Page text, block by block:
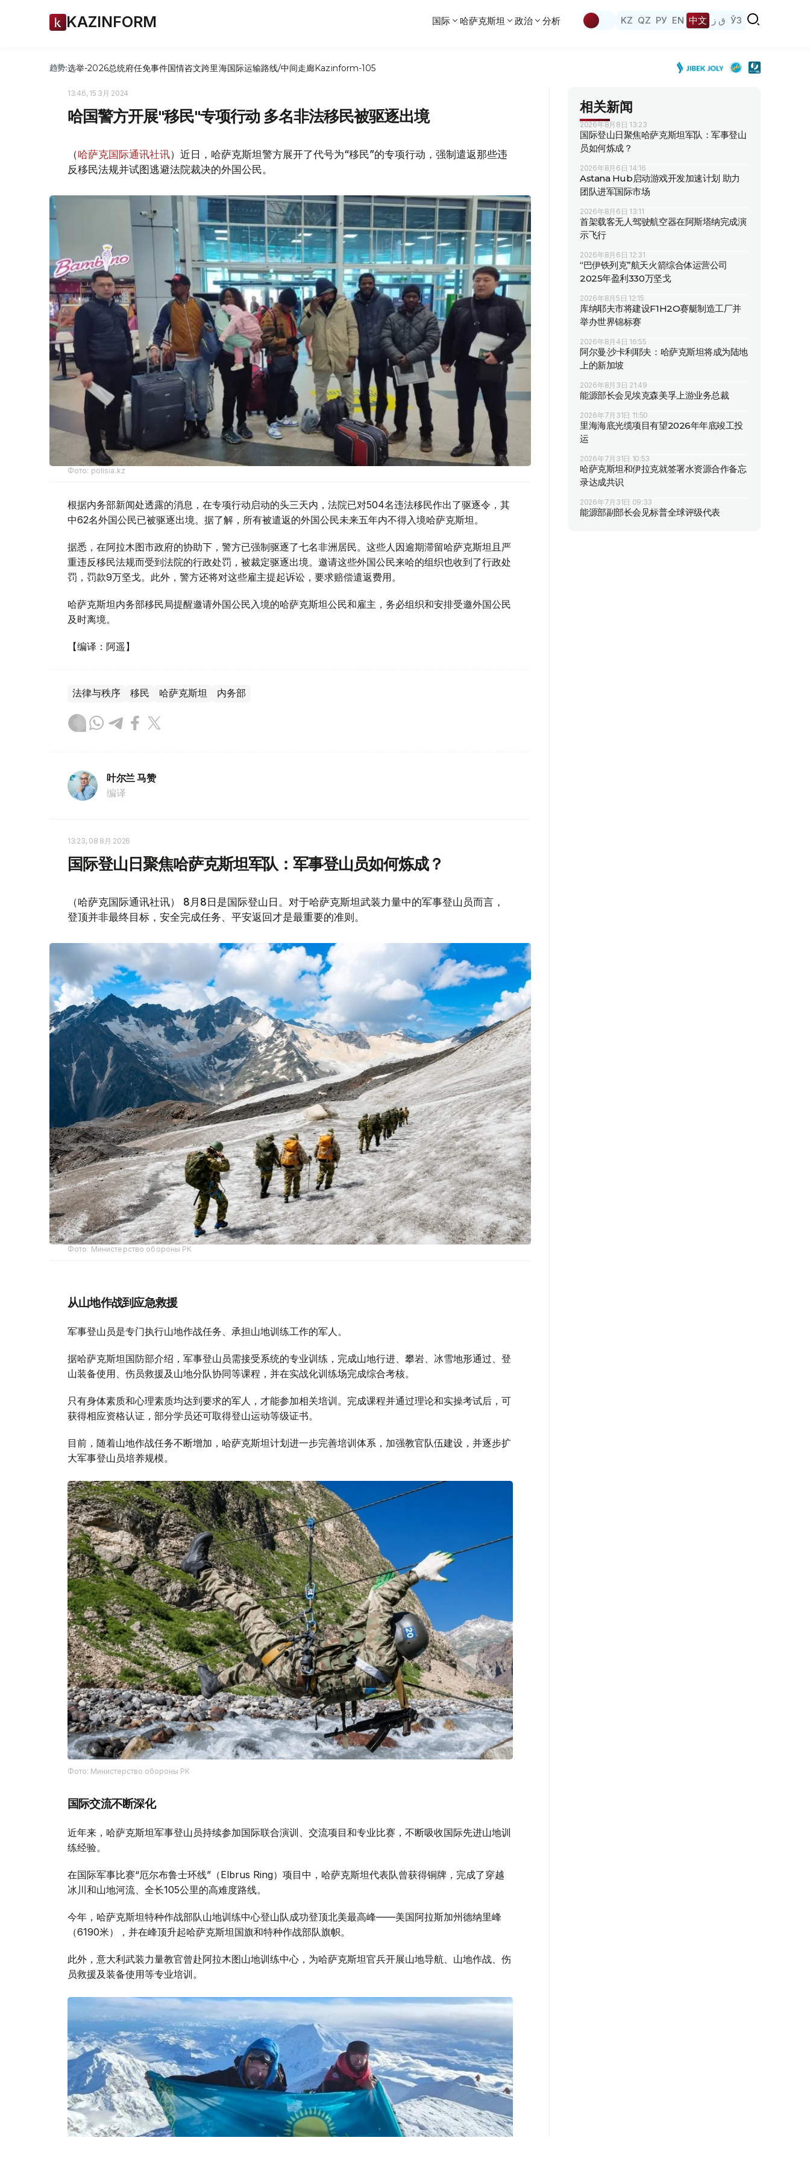
KAZINFORM 国际 哈萨克斯坦 政治 分析 KZ QZ РУ EN 中文 ق ز ЎЗ
趋势:选举-2026总统府任免事件国情咨文跨里海国际运输路线/中间走廊Kazinform-105
13:46, 15 3月 2024
哈国警方开展"移民"专项行动 多名非法移民被驱逐出境
（哈萨克国际通讯社讯）近日，哈萨克斯坦警方展开了代号为“移民”的专项行动，强制遣返那些违
反移民法规并试图逃避法院裁决的外国公民。
Фото: polisia.kz
根据内务部新闻处透露的消息，在专项行动启动的头三天内，法院已对504名违法移民作出了驱逐令，其
中62名外国公民已被驱逐出境。据了解，所有被遣返的外国公民未来五年内不得入境哈萨克斯坦。
据悉，在阿拉木图市政府的协助下，警方已强制驱逐了七名非洲居民。这些人因逾期滞留哈萨克斯坦且严
重违反移民法规而受到法院的行政处罚，被裁定驱逐出境。邀请这些外国公民来哈的组织也收到了行政处
罚，罚款9万坚戈。此外，警方还将对这些雇主提起诉讼，要求赔偿遣返费用。
哈萨克斯坦内务部移民局提醒邀请外国公民入境的哈萨克斯坦公民和雇主，务必组织和安排受邀外国公民
及时离境。
【编译：阿遥】
法律与秩序 移民 哈萨克斯坦 内务部
叶尔兰 马赞
编译
13:23, 08 8月 2026
国际登山日聚焦哈萨克斯坦军队：军事登山员如何炼成？
（哈萨克国际通讯社讯） 8月8日是国际登山日。对于哈萨克斯坦武装力量中的军事登山员而言，
登顶并非最终目标，安全完成任务、平安返回才是最重要的准则。
Фото: Министерство обороны РК
从山地作战到应急救援
军事登山员是专门执行山地作战任务、承担山地训练工作的军人。
据哈萨克斯坦国防部介绍，军事登山员需接受系统的专业训练，完成山地行进、攀岩、冰雪地形通过、登
山装备使用、伤员救援及山地分队协同等课程，并在实战化训练场完成综合考核。
只有身体素质和心理素质均达到要求的军人，才能参加相关培训。完成课程并通过理论和实操考试后，可
获得相应资格认证，部分学员还可取得登山运动等级证书。
目前，随着山地作战任务不断增加，哈萨克斯坦计划进一步完善培训体系，加强教官队伍建设，并逐步扩
大军事登山员培养规模。
Фото: Министерство обороны РК
国际交流不断深化
近年来，哈萨克斯坦军事登山员持续参加国际联合演训、交流项目和专业比赛，不断吸收国际先进山地训
练经验。
在国际军事比赛“厄尔布鲁士环线”（Elbrus Ring）项目中，哈萨克斯坦代表队曾获得铜牌，完成了穿越
冰川和山地河流、全长105公里的高难度路线。
今年，哈萨克斯坦特种作战部队山地训练中心登山队成功登顶北美最高峰——美国阿拉斯加州德纳里峰
（6190米），并在峰顶升起哈萨克斯坦国旗和特种作战部队旗帜。
此外，意大利武装力量教官曾赴阿拉木图山地训练中心，为哈萨克斯坦官兵开展山地导航、山地作战、伤
员救援及装备使用等专业培训。
相关新闻
2026年8月8日 13:23
国际登山日聚焦哈萨克斯坦军队：军事登山
员如何炼成？
2026年8月6日 14:16
Astana Hub启动游戏开发加速计划 助力
团队进军国际市场
2026年8月6日 13:11
首架载客无人驾驶航空器在阿斯塔纳完成演
示飞行
2026年8月6日 12:31
“巴伊铁列克”航天火箭综合体运营公司
2025年盈利330万坚戈
2026年8月5日 12:15
库纳耶夫市将建设F1H2O赛艇制造工厂并
举办世界锦标赛
2026年8月4日 16:55
阿尔曼·沙卡利耶夫：哈萨克斯坦将成为陆地
上的新加坡
2026年8月3日 21:49
能源部长会见埃克森美孚上游业务总裁
2026年7月31日 11:50
里海海底光缆项目有望2026年年底竣工投
运
2026年7月31日 10:53
哈萨克斯坦和伊拉克就签署水资源合作备忘
录达成共识
2026年7月31日 09:33
能源部副部长会见标普全球评级代表